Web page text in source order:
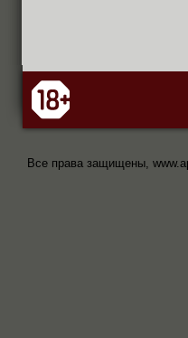
Все права защищены,